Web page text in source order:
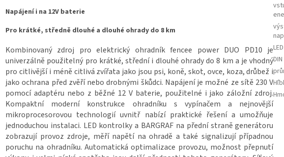
Napájení i na 12V baterie
Pro krátké, středně dlouhé a dlouhé ohrady do 8 km
Kombinovaný zdroj pro elektrický ohradník fencee power DUO PD10 je
univerzálně použitelný pro krátké, střední i dlouhé ohrady do 8 km a je vhodný
pro citlivější i méně citlivá zvířata jako jsou psi, koně, skot, ovce, koza, drůbež i
jako ochrana před zvěří nebo drobnými škůdci. Napájení je možné ze sítě 230 V
pomocí adaptéru nebo z běžné 12 V baterie, použitelné i jako záložní zdroj.
Kompaktní moderní konstrukce ohradníku s vypínačem a nejnovější
mikroprocesorovou technologií uvnitř nabízí praktické řešení a umožňuje
jednoduchou instalaci. LED kontrolky a BARGRAF na přední straně generátoru
zobrazují provoz zdroje, měří napětí na ohradě a také signalizují případnou
poruchu na ohradníku. Automatická optimalizace provozu, možnost přepnutí